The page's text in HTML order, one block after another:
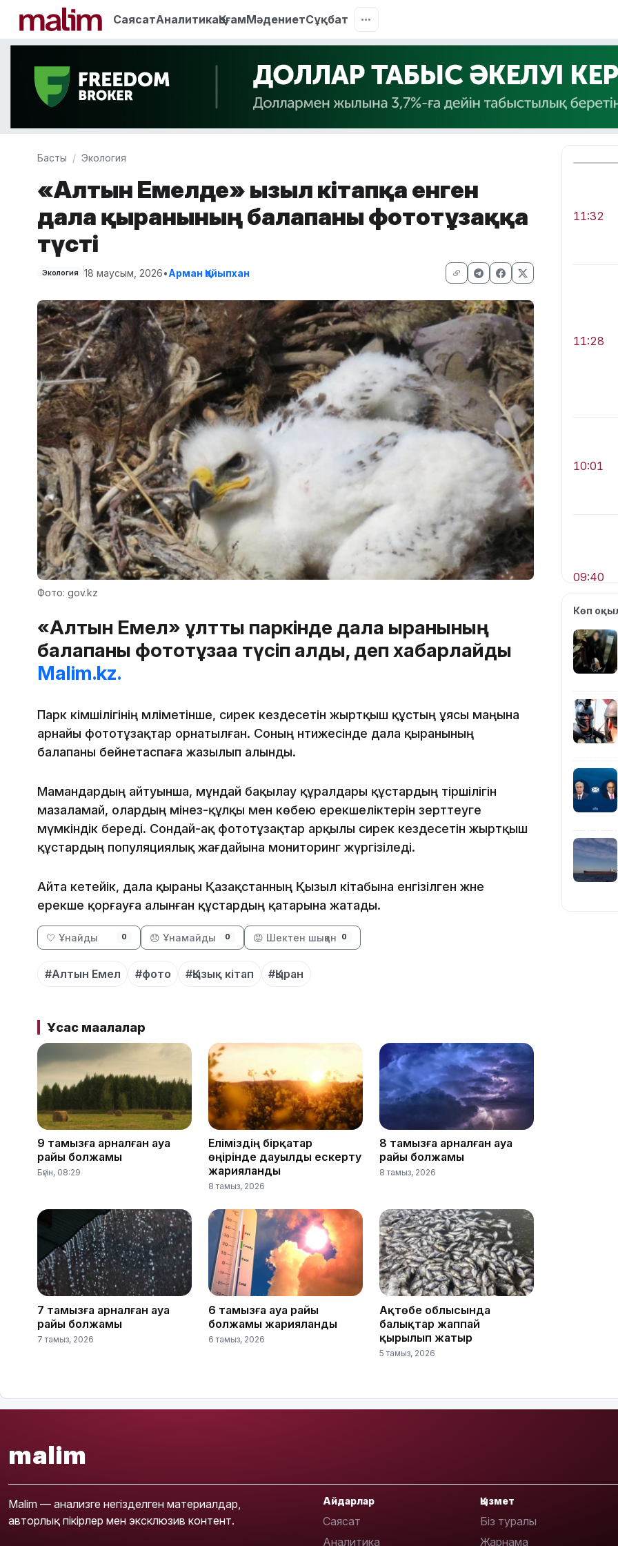
СаясатАналитикаҚоғамМәдениетСұқбат
Басты Экология
«Алтын Емелде» Қызыл кітапқа енген
дала қыранының балапаны фототұзаққа
түсті
Экология 18 маусым, 2026•Арман Қайыпхан
Фото: gov.kz
«Алтын Емел» ұлттық паркінде дала қыранының
балапаны фототұзаққа түсіп қалды, деп хабарлайды
Malim.kz.
Парк әкімшілігінің мәліметінше, сирек кездесетін жыртқыш құстың ұясы маңына
арнайы фототұзақтар орнатылған. Соның нәтижесінде дала қыранының
балапаны бейнетаспаға жазылып алынды.
Мамандардың айтуынша, мұндай бақылау құралдары құстардың тіршілігін
мазаламай, олардың мінез-құлқы мен көбею ерекшеліктерін зерттеуге
мүмкіндік береді. Сондай-ақ фототұзақтар арқылы сирек кездесетін жыртқыш
құстардың популяциялық жағдайына мониторинг жүргізіледі.
Айта кетейік, дала қыраны Қазақстанның Қызыл кітабына енгізілген және
ерекше қорғауға алынған құстардың қатарына жатады.
🤍 Ұнайды 0 😞 Ұнамайды 0 😡 Шектен шыққан 0
#Алтын Емел #фото #Қызық кітап #Қыран
Ұқсас мақалалар
9 тамызға арналған ауа
райы болжамы
Бүгін, 08:29
Еліміздің бірқатар
өңірінде дауылды ескерту
жарияланды
8 тамыз, 2026
8 тамызға арналған ауа
райы болжамы
8 тамыз, 2026
7 тамызға арналған ауа
райы болжамы
7 тамыз, 2026
6 тамызға ауа райы
болжамы жарияланды
6 тамыз, 2026
Ақтөбе облысында
балықтар жаппай
қырылып жатыр
5 тамыз, 2026
11:32
11:28
10:01
09:40
08:41
08:29
08:15
17:57
Көп
malim
Malim — анализге негізделген материалдар,
авторлық пікірлер мен эксклюзив контент.
Айдарлар
Саясат
Аналитика
Қызмет
Біз туралы
Жарнама